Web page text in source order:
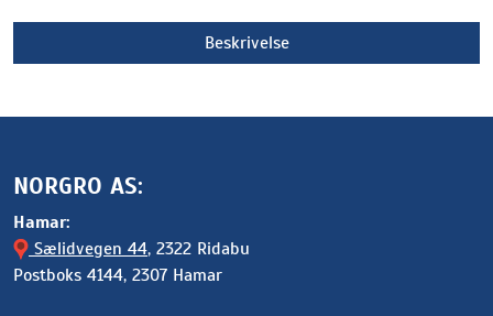
Beskrivelse
NORGRO AS:
Hamar:
Sælidvegen 44, 2322 Ridabu
Postboks 4144, 2307 Hamar